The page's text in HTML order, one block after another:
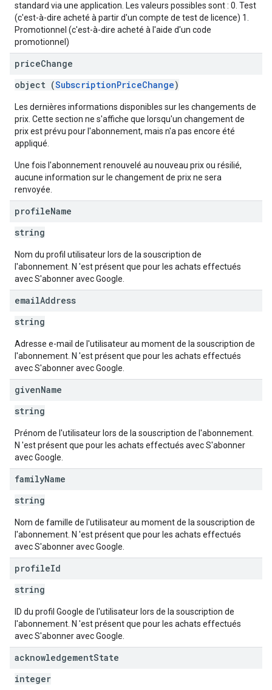
standard via une application. Les valeurs possibles sont : 0. Test
(c'est-à-dire acheté à partir d'un compte de test de licence) 1.
Promotionnel (c'est-à-dire acheté à l'aide d'un code
promotionnel)
priceChange
object (SubscriptionPriceChange)
Les dernières informations disponibles sur les changements de
prix. Cette section ne s'affiche que lorsqu'un changement de
prix est prévu pour l'abonnement, mais n'a pas encore été
appliqué.
Une fois l'abonnement renouvelé au nouveau prix ou résilié,
aucune information sur le changement de prix ne sera
renvoyée.
profileName
string
Nom du profil utilisateur lors de la souscription de
l'abonnement. N 'est présent que pour les achats effectués
avec S'abonner avec Google.
emailAddress
string
Adresse e-mail de l'utilisateur au moment de la souscription de
l'abonnement. N 'est présent que pour les achats effectués
avec S'abonner avec Google.
givenName
string
Prénom de l'utilisateur lors de la souscription de l'abonnement.
N 'est présent que pour les achats effectués avec S'abonner
avec Google.
familyName
string
Nom de famille de l'utilisateur au moment de la souscription de
l'abonnement. N 'est présent que pour les achats effectués
avec S'abonner avec Google.
profileId
string
ID du profil Google de l'utilisateur lors de la souscription de
l'abonnement. N 'est présent que pour les achats effectués
avec S'abonner avec Google.
acknowledgementState
integer